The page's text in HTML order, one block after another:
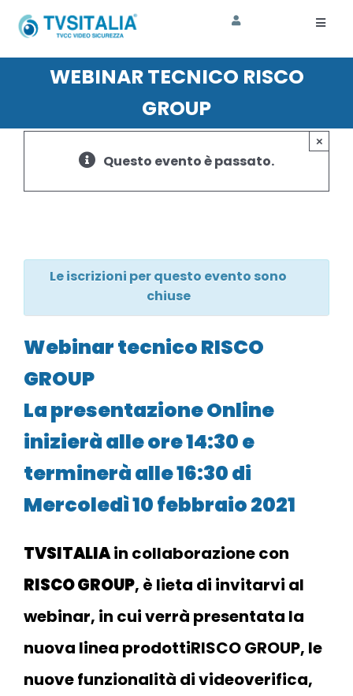
AZIENDA
WEBINAR TECNICO RISCO
GROUP
Questo evento è passato.
×
Le iscrizioni per questo evento sono
chiuse
Webinar tecnico RISCO
GROUP
La presentazione Online
inizierà alle ore 14:30 e
termineràalle 16:30 di
Mercoledì 10 febbraio 2021
TVSITALIAin collaborazione con
RISCO GROUP, è lieta di invitarvi al
webinar, in cui verrà presentata la
nuova linea prodottiRISCO GROUP, le
nuove funzionalità di videoverifica,